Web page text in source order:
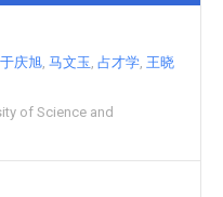
于庆旭 马文玉 占才学 王晓
of Science and